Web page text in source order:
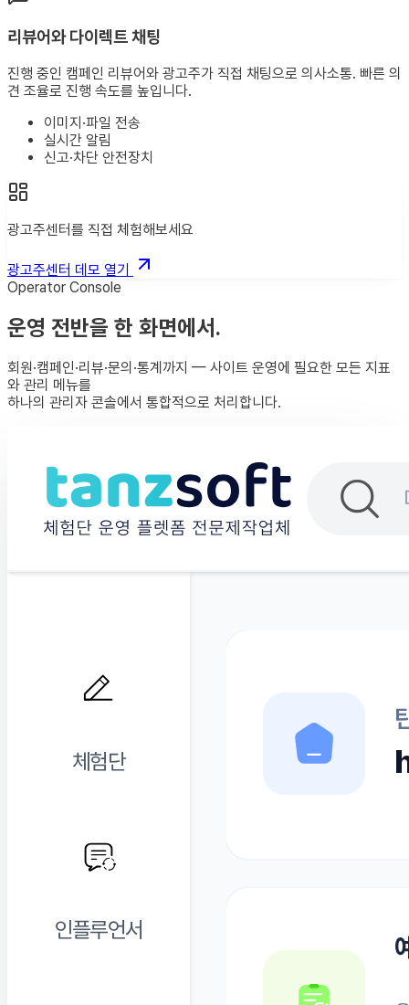
리뷰어와 다이렉트 채팅
진행 중인 캠페인 리뷰어와 광고주가 직접 채팅으로 의사소통. 빠른 의
견 조율로 진행 속도를 높입니다.
이미지·파일 전송
실시간 알림
신고·차단 안전장치
광고주센터를 직접 체험해보세요
광고주센터 데모 열기
Operator Console
운영 전반을 한 화면에서.
회원·캠페인·리뷰·문의·통계까지 — 사이트 운영에 필요한 모든 지표
와 관리 메뉴를
하나의 관리자 콘솔에서 통합적으로 처리합니다.